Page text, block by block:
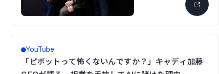
YouTube
「ピボットって怖くないんですか？」キャディ加藤